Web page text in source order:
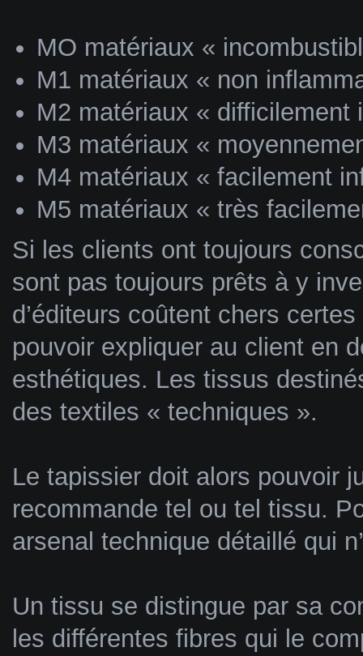
MO matériaux «
M1 matériaux « non
M2 matériaux « difficilement
M3 matériaux «
M4 matériaux « facilement
M5 matériaux « très
Si les clients ont toujours
sont pas toujours prêts à y
d’éditeurs coûtent chers
pouvoir expliquer au client en
esthétiques. Les tissus
des textiles « techniques ».
Le tapissier doit alors pouvoir
recommande tel ou tel tissu.
arsenal technique détaillé qui
Un tissu se distingue par sa
les différentes fibres qui le